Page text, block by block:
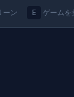
ーン E ゲームを